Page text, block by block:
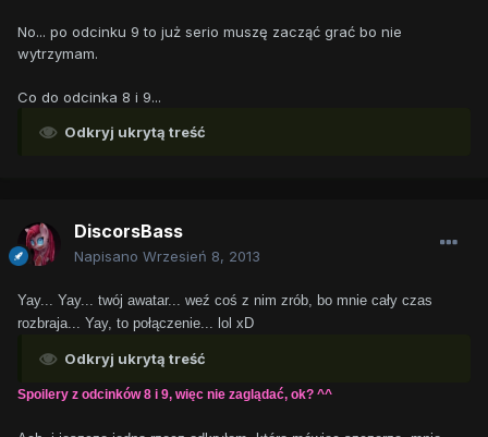
No... po odcinku 9 to już serio muszę zacząć grać bo nie
wytrzymam.
Co do odcinka 8 i 9...
Odkryj ukrytą treść
DiscorsBass
Napisano Wrzesień 8, 2013
Yay... Yay... twój awatar... weź coś z nim zrób, bo mnie cały czas
rozbraja... Yay, to połączenie... lol xD
Odkryj ukrytą treść
Spoilery z odcinków 8 i 9, więc nie zaglądać, ok? ^^